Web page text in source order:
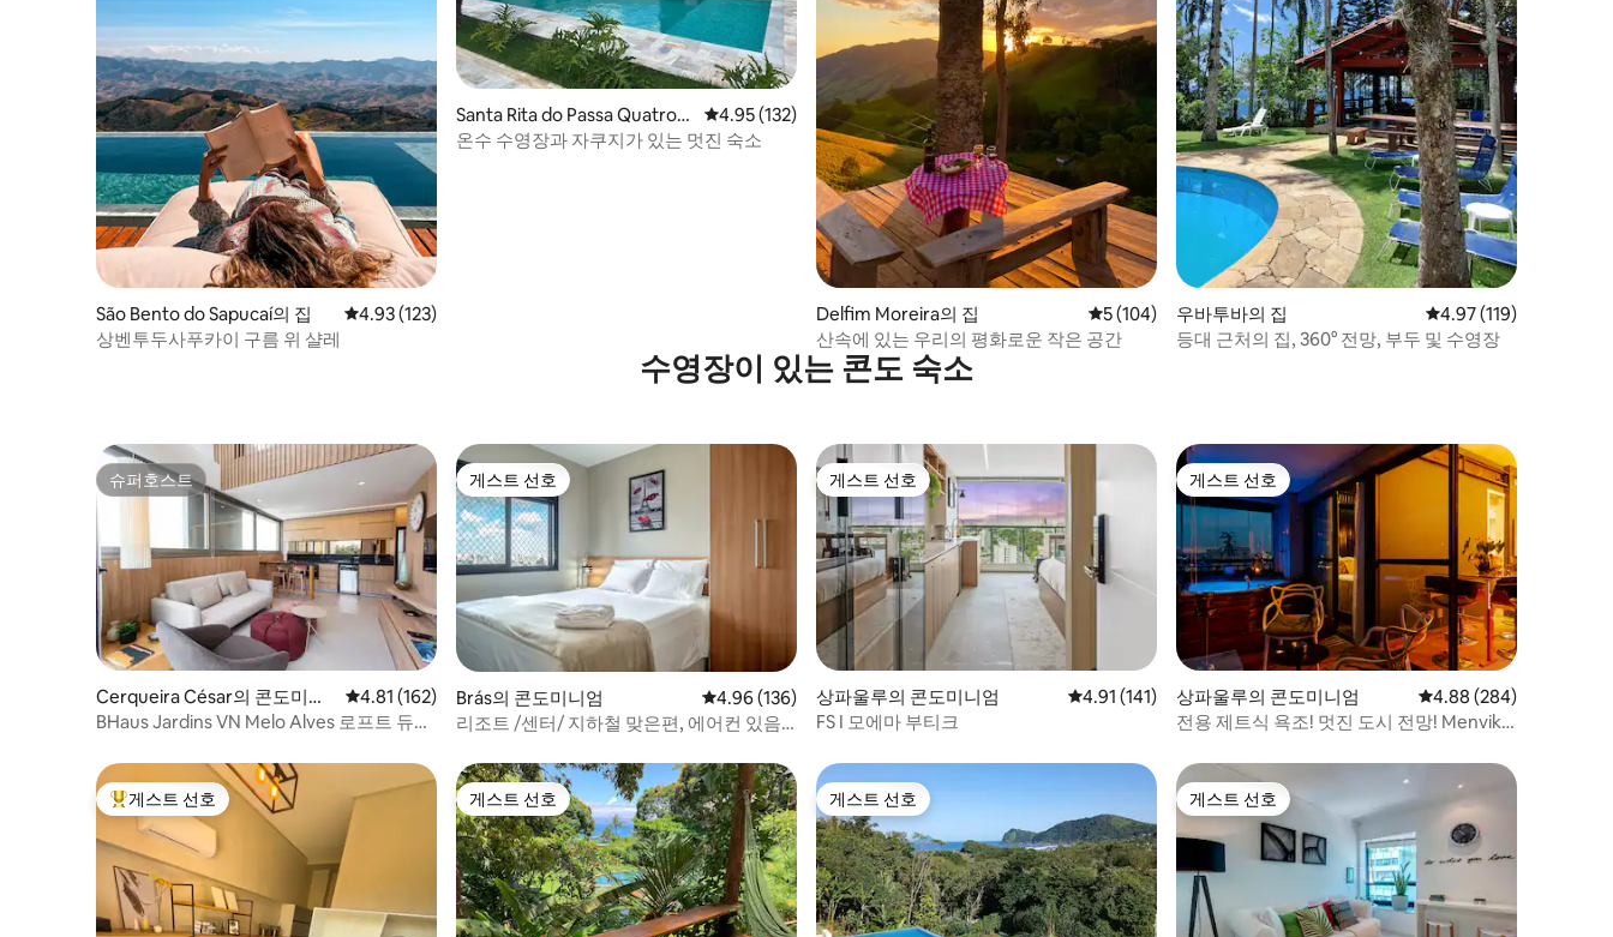
São Bento do Sapucaí의 집 평점 4.93점(5점 만점), 후기 123개
4.93 (123)
상벤투두사푸카이 구름 위 샬레
Santa Rita do Passa Quatro의
집
평점 4.95점(5점 만점), 후기 132개
4.95 (132)
온수 수영장과 자쿠지가 있는 멋진 숙소
Delfim Moreira의 집 평점 5점(5점 만점), 후기 104개
5 (104)
산속에 있는 우리의 평화로운 작은 공간
우바투바의 집 평점 4.97점(5점 만점),
4.97 (119)
등대 근처의 집, 360° 전망, 부두 및 수영장
수영장이 있는 콘도 숙소
슈퍼호스트
슈퍼호스트
Cerqueira César의 콘도미니
엄
평점 4.81점(5점 만점), 후기 162개
4.81 (162)
BHaus Jardins VN Melo Alves 로프트 듀플
게스트 선호
게스트 선호
Brás의 콘도미니엄 평점 4.96점(5점 만점), 후기 136개
4.96 (136)
리조트 /센터/ 지하철 맞은편, 에어컨 있음
게스트 선호
게스트 선호
상파울루의 콘도미니엄 평점 4.91점(5점 만점), 후기 141개
4.91 (141)
FS I 모에마 부티크
게스트 선호
게스트 선호
상파울루의 콘도미니엄 평점 4.88점(5점 만점),
4.88 (284)
전용 제트식 욕조! 멋진 도시 전망! Menvik
상위 게스트 선호
게스트 선호 게스트 선호
게스트 선호 게스트 선호
게스트 선호 게스트 선호
게스트 선호